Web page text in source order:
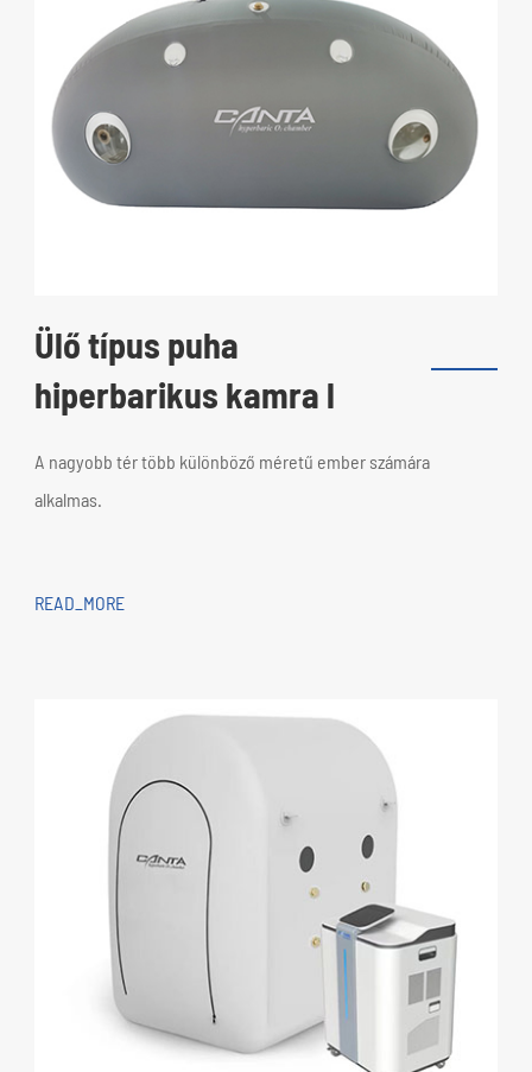
Ülő típus puha
hiperbarikus kamra l
A nagyobb tér több különböző méretű ember számára
alkalmas.
READ_MORE